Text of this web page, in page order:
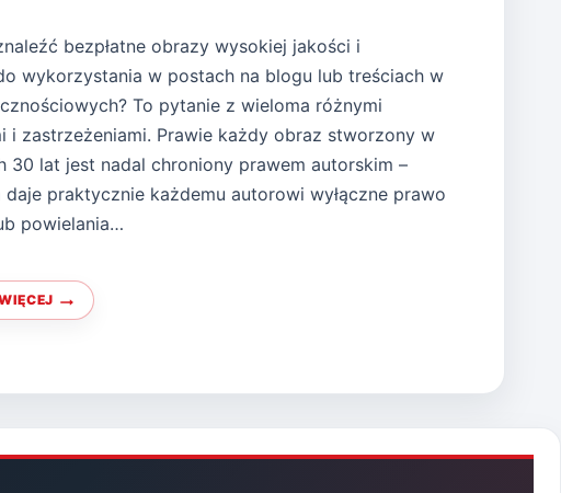
bezpłatne obrazy wysokiej jakości i
wykorzystania w postach na blogu lub treściach w
To pytanie z wieloma różnymi
i zastrzeżeniami. Prawie każdy obraz stworzony w
30 lat jest nadal chroniony prawem autorskim –
praktycznie każdemu autorowi wyłączne prawo
powielania…